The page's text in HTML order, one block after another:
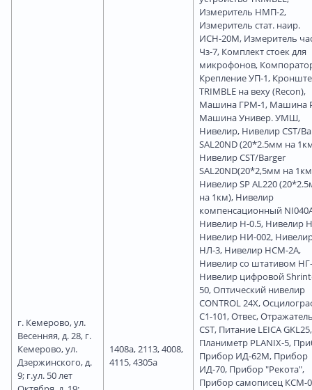
г. Кемерово, ул.
Весенняя, д. 28, г.
Кемерово, ул.
Дзержинского, д.
9; г.ул. 50 лет
1408а, 2113, 4008,
4115, 4305а
Измеритель НМП-2,
Измеритель стат. наир.
ИСН-20М, Измеритель
Чз-7, Комплект стоек для
микрофонов,
Крепление УП-1,
TRIMBLE на веху (Recon),
Машина ГРМ-1, Машина
Машина Универ. УМШ,
Нивелир, Нивелир CST/
SAL20ND (20*2.5мм на
Нивелир CST/Barger
SAL20ND(20*2,5мм на
Нивелир SP AL220
на 1км), Нивелир
компенсационный
Нивелир Н-0.5, Нивелир
Нивелир НИ-002,
НЛ-3, Нивелир НСМ-2А,
Нивелир со штативом
Нивелир цифровой
50, Оптический нивелир
CONTROL 24X,
С1-101, Отвес,
CST, Питание LEICA GKL25,
Планиметр PLANIX-5,
Прибор ИД-62М, Прибор
ИД-70, Прибор "Рекота",
Прибор самописец КСМ-